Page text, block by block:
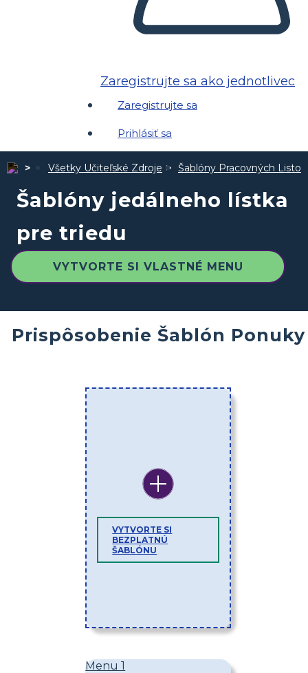
Zaregistrujte sa ako jednotlivec
Zaregistrujte sa
Prihlásiť sa
Všetky Učiteľské Zdroje Šablóny Pracovných Listov
Šablóny jedálneho lístka
pre triedu
VYTVORTE SI VLASTNÉ MENU
Prispôsobenie Šablón Ponuky
VYTVORTE SI
BEZPLATNÚ
ŠABLÓNU
Menu 1